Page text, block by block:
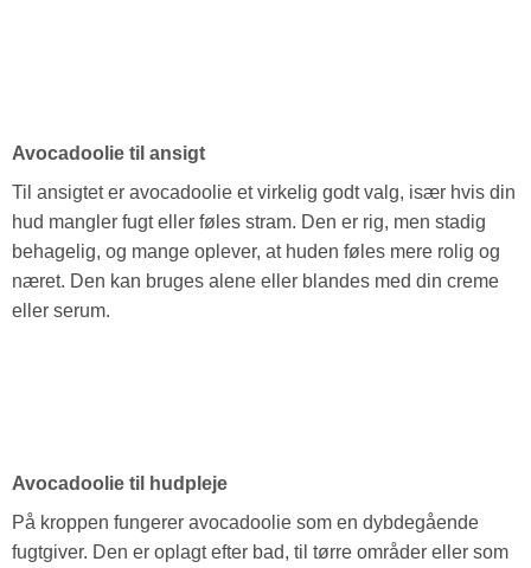
Avocadoolie til ansigt
Til ansigtet er avocadoolie et virkelig godt valg, især hvis din
hud mangler fugt eller føles stram. Den er rig, men stadig
behagelig, og mange oplever, at huden føles mere rolig og
næret. Den kan bruges alene eller blandes med din creme
eller serum.
Avocadoolie til hudpleje
På kroppen fungerer avocadoolie som en dybdegående
fugtgiver. Den er oplagt efter bad, til tørre områder eller som